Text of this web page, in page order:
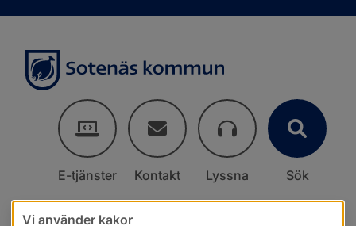
E-tjänster Kontakt Lyssna Sök
Vi använder kakor